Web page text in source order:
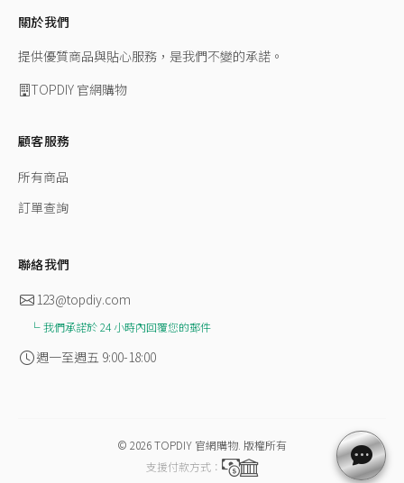
關於我們
提供優質商品與貼心服務，是我們不變的承諾。
TOPDIY 官網購物
顧客服務
所有商品
訂單查詢
聯絡我們
123@topdiy.com
我們承諾於 24 小時內回覆您的郵件
週一至週五 9:00-18:00
© 2026TOPDIY 官網購物 版權所有
支援付款方式：